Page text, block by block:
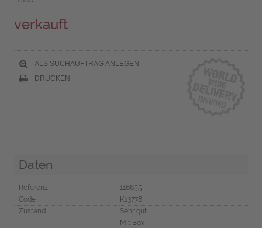
verkauft
ALS SUCHAUFTRAG ANLEGEN
DRUCKEN
Daten
Referenz
116655
Code
K13778
Zustand
Sehr gut
Mit Box